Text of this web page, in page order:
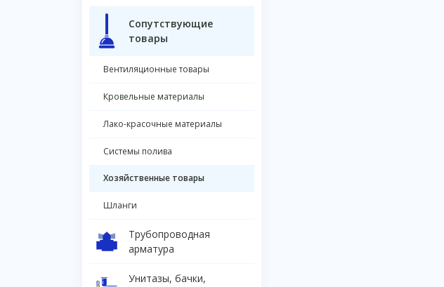
Сопутствующие
товары
Вентиляционные товары
Кровельные материалы
Лако-красочные материалы
Системы полива
Хозяйственные товары
Шланги
Трубопроводная
арматура
Унитазы, бачки,